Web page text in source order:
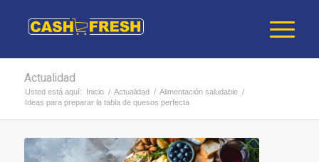
Actualidad
Usted está aquí: Inicio / Actualidad / Alimentación saludable /
Ideas para preparar la tabla de quesos perfecta